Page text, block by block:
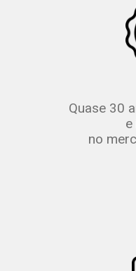
Quase 30
e
no